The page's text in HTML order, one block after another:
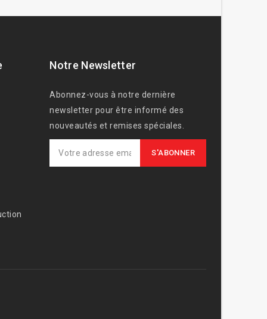
Notre Newsletter
Abonnez-vous à notre dernière
newsletter pour être informé des
nouveautés et remises spéciales.